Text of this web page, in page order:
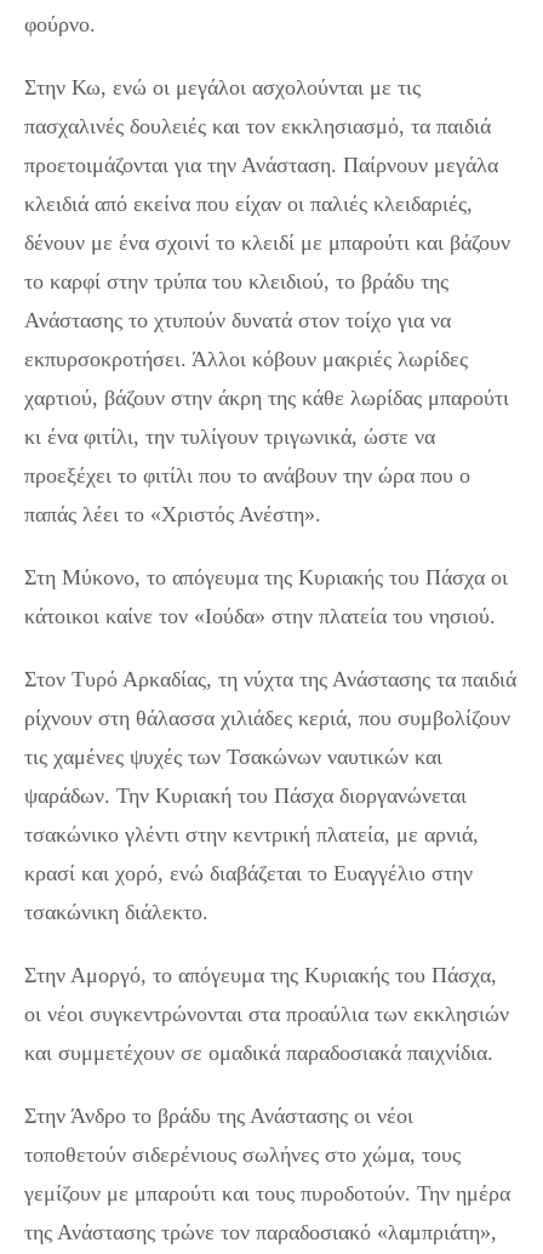
φούρνο.
Στην Κω, ενώ οι μεγάλοι ασχολούνται με τις
πασχαλινές δουλειές και τον εκκλησιασμό, τα παιδιά
προετοιμάζονται για την Ανάσταση. Παίρνουν μεγάλα
κλειδιά από εκείνα που είχαν οι παλιές κλειδαριές,
δένουν με ένα σχοινί το κλειδί με μπαρούτι και βάζουν
το καρφί στην τρύπα του κλειδιού, το βράδυ της
Ανάστασης το χτυπούν δυνατά στον τοίχο για να
εκπυρσοκροτήσει. Άλλοι κόβουν μακριές λωρίδες
χαρτιού, βάζουν στην άκρη της κάθε λωρίδας μπαρούτι
κι ένα φιτίλι, την τυλίγουν τριγωνικά, ώστε να
προεξέχει το φιτίλι που το ανάβουν την ώρα που ο
παπάς λέει το «Χριστός Ανέστη».
Στη Μύκονο, το απόγευμα της Κυριακής του Πάσχα οι
κάτοικοι καίνε τον «Ιούδα» στην πλατεία του νησιού.
Στον Τυρό Αρκαδίας, τη νύχτα της Ανάστασης τα παιδιά
ρίχνουν στη θάλασσα χιλιάδες κεριά, που συμβολίζουν
τις χαμένες ψυχές των Τσακώνων ναυτικών και
ψαράδων. Την Κυριακή του Πάσχα διοργανώνεται
τσακώνικο γλέντι στην κεντρική πλατεία, με αρνιά,
κρασί και χορό, ενώ διαβάζεται το Ευαγγέλιο στην
τσακώνικη διάλεκτο.
Στην Αμοργό, το απόγευμα της Κυριακής του Πάσχα,
οι νέοι συγκεντρώνονται στα προαύλια των εκκλησιών
και συμμετέχουν σε ομαδικά παραδοσιακά παιχνίδια.
Στην Άνδρο το βράδυ της Ανάστασης οι νέοι
τοποθετούν σιδερένιους σωλήνες στο χώμα, τους
γεμίζουν με μπαρούτι και τους πυροδοτούν. Την ημέρα
της Ανάστασης τρώνε τον παραδοσιακό «λαμπριάτη»,